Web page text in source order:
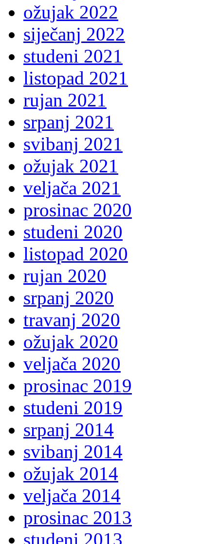
ožujak 2022
siječanj 2022
studeni 2021
listopad 2021
rujan 2021
srpanj 2021
svibanj 2021
ožujak 2021
veljača 2021
prosinac 2020
studeni 2020
listopad 2020
rujan 2020
srpanj 2020
travanj 2020
ožujak 2020
veljača 2020
prosinac 2019
studeni 2019
srpanj 2014
svibanj 2014
ožujak 2014
veljača 2014
prosinac 2013
studeni 2013